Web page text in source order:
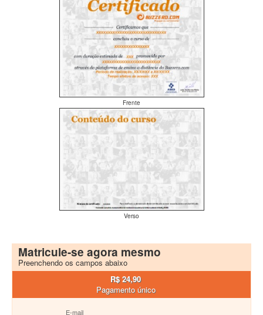
Frente
Verso
Matricule-se agora mesmo
Preenchendo os campos abaixo
R$ 24,90
Pagamento único
E-mail